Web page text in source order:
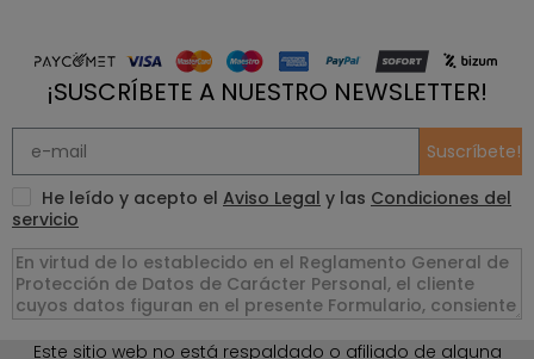
¡SUSCRÍBETE A NUESTRO NEWSLETTER!
Suscríbete!
He leído y acepto el Aviso Legal y las Condiciones del
servicio
Este sitio web no está respaldado o afiliado de alguna